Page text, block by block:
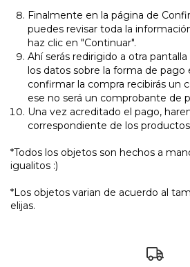
Finalmente en la página de
puedes revisar toda la
haz clic en "Continuar".
Ahí serás redirigido a otra
los datos sobre la forma de pago
confirmar la compra recibirás un
ese no será un comprobante de
Una vez acreditado el pago,
correspondiente de los
*Todos los objetos son hechos a
igualitos :)
*Los objetos varian de acuerdo al
elijas.